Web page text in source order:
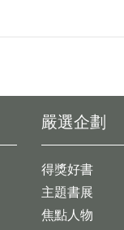
嚴選企劃
得獎好書
主題書展
焦點人物